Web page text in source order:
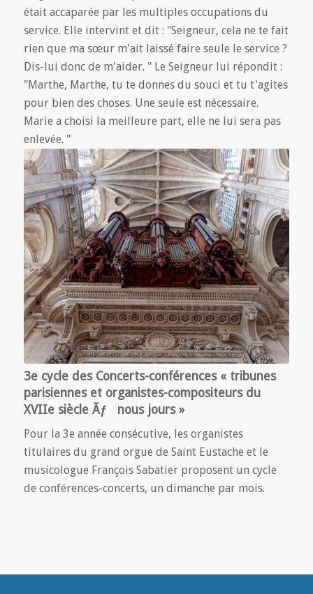
était accaparée par les multiples occupations du
service. Elle intervint et dit : "Seigneur, cela ne te fait
rien que ma sœur m'ait laissé faire seule le service ?
Dis-lui donc de m'aider. " Le Seigneur lui répondit :
"Marthe, Marthe, tu te donnes du souci et tu t'agites
pour bien des choses. Une seule est nécessaire.
Marie a choisi la meilleure part, elle ne lui sera pas
enlevée. "
3e cycle des Concerts-conférences « tribunes
parisiennes et organistes-compositeurs du
XVIIe siècle Ãƒ nous jours »
Pour la 3e année consécutive, les organistes
titulaires du grand orgue de Saint Eustache et le
musicologue François Sabatier proposent un cycle
de conférences-concerts, un dimanche par mois.